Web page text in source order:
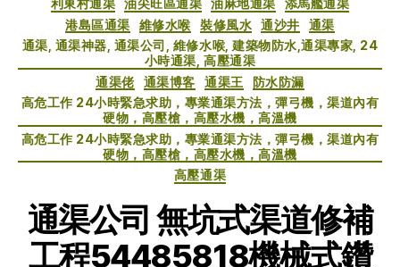
利東村通渠 油尖旺區通渠 油麻地通渠
添馬艦通渠
港島區通渠
維修水喉 裝修風水 通沙井
通渠
通渠, 通渠神器, 通渠公司, 維修水喉, 建築物防水,通渠專家, 24
小時通渠, 高壓通渠
通渠佬
通渠博客 通渠王
防水防漏
高危工作 24小時緊急求助，專業通渠方法，彈弓機，渠道內有
硬物，高壓槍，高壓水機，高溫機
高危工作 24小時緊急求助，專業通渠方法，彈弓機，渠道內有
硬物，高壓槍，高壓水機，高溫機
高壓通渠
通渠公司 無坑式渠道修補
工程54485818機械式鑽